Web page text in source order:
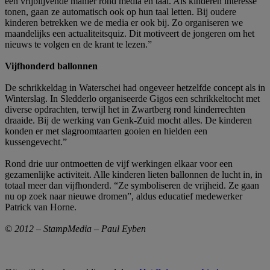
tonen, gaan ze automatisch ook op hun taal letten. Bij oudere
kinderen betrekken we de media er ook bij. Zo organiseren we
maandelijks een actualiteitsquiz. Dit motiveert de jongeren om het
nieuws te volgen en de krant te lezen.”
Vijfhonderd ballonnen
De schrikkeldag in Waterschei had ongeveer hetzelfde concept als in
Winterslag. In Sledderlo organiseerde Gigos een schrikkeltocht met
diverse opdrachten, terwijl het in Zwartberg rond kinderrechten
draaide. Bij de werking van Genk-Zuid mocht alles. De kinderen
konden er met slagroomtaarten gooien en hielden een
kussengevecht.”
Rond drie uur ontmoetten de vijf werkingen elkaar voor een
gezamenlijke activiteit. Alle kinderen lieten ballonnen de lucht in, in
totaal meer dan vijfhonderd. “Ze symboliseren de vrijheid. Ze gaan
nu op zoek naar nieuwe dromen”, aldus educatief medewerker
Patrick van Horne.
© 2012 – StampMedia – Paul Eyben